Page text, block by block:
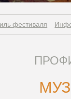
фестиваля